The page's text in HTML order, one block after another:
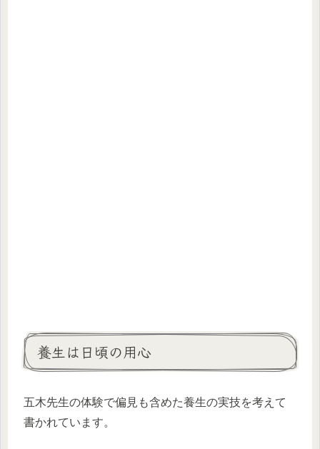
養生は日頃の用心
五木先生の体験で偏見も含めた養生の実技を考えて
書かれています。